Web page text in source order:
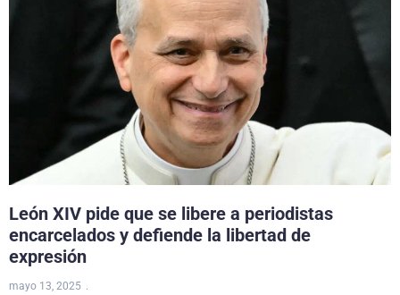
León XIV pide que se libere a periodistas
encarcelados y defiende la libertad de
expresión
mayo 13, 2025